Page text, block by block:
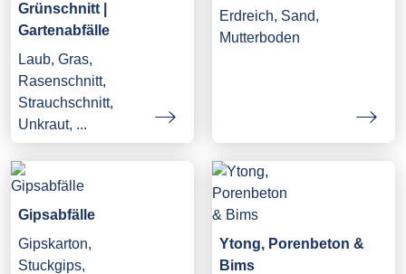
Grünschnitt |
Gartenabfälle
Laub, Gras,
Rasenschnitt,
Strauchschnitt,
Unkraut, ...
Erdreich, Sand,
Mutterboden
Gipsabfälle
Gipskarton,
Stuckgips,
Ytong, Porenbeton &
Bims